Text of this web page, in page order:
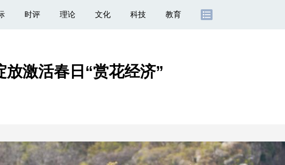
时评 理论 文化 科技 教育
放激活春日“赏花经济”